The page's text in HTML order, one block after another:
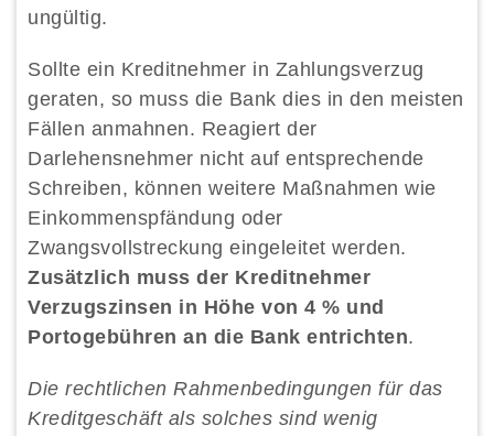
ungültig.
Sollte ein Kreditnehmer in Zahlungsverzug
geraten, so muss die Bank dies in den meisten
Fällen anmahnen. Reagiert der
Darlehensnehmer nicht auf entsprechende
Schreiben, können weitere Maßnahmen wie
Einkommenspfändung oder
Zwangsvollstreckung eingeleitet werden.
Zusätzlich muss der Kreditnehmer
Verzugszinsen in Höhe von 4 % und
Portogebühren an die Bank entrichten.
Die rechtlichen Rahmenbedingungen für das
Kreditgeschäft als solches sind wenig